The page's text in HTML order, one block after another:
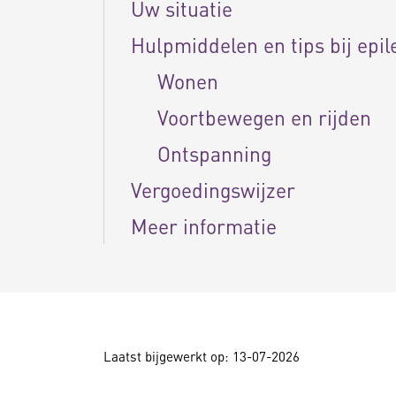
Uw situatie
Hulpmiddelen en tips bij
Wonen
Voortbewegen en rijden
Ontspanning
Vergoedingswijzer
Meer informatie
Laatst bijgewerkt op: 13-07-2026